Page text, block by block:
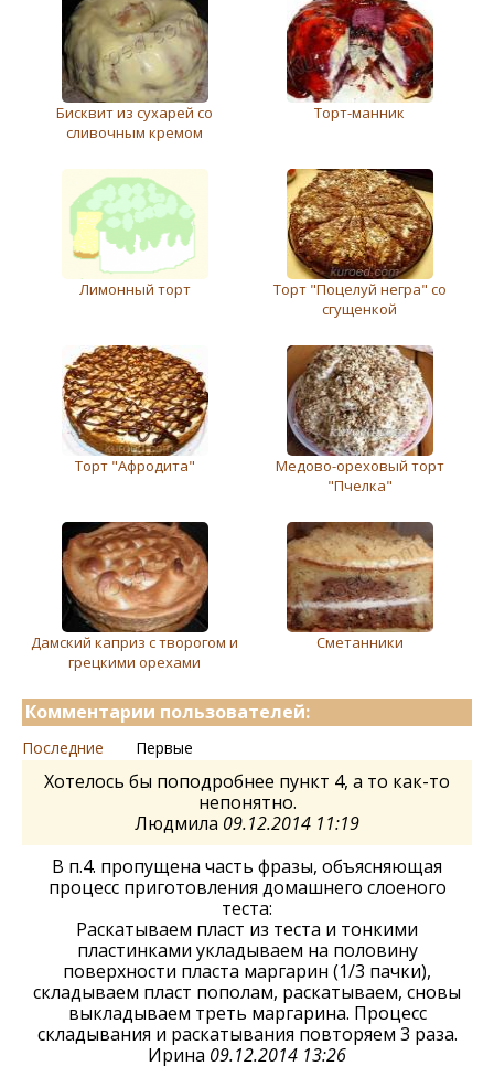
Бисквит из сухарей со
сливочным кремом
Торт-манник
Лимонный торт
Торт "Поцелуй негра" со
сгущенкой
Торт "Афродита"
Медово-ореховый торт
"Пчелка"
Дамский каприз с творогом и
грецкими орехами
Сметанники
Комментарии пользователей:
Последние Первые
Хотелось бы поподробнее пункт 4, а то как-то
непонятно.
Людмила 09.12.2014 11:19
В п.4. пропущена часть фразы, объясняющая
процесс приготовления домашнего слоеного
теста:
Раскатываем пласт из теста и тонкими
пластинками укладываем на половину
поверхности пласта маргарин (1/3 пачки),
складываем пласт пополам, раскатываем, сновы
выкладываем треть маргарина. Процесс
складывания и раскатывания повторяем 3 раза.
Ирина 09.12.2014 13:26